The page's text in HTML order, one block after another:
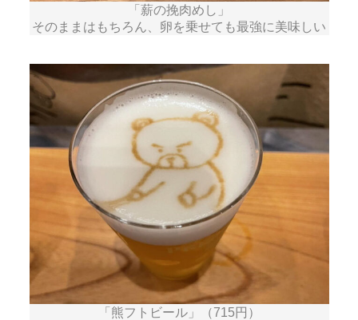
「薪の挽肉めし」
そのままはもちろん、卵を乗せても最強に美味しい
「熊フトビール」（715円）